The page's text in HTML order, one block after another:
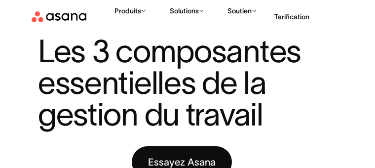
Produits Solutions Soutien
Tarification
Les 3 composantes
essentielles de la
gestion du travail
Essayez Asana